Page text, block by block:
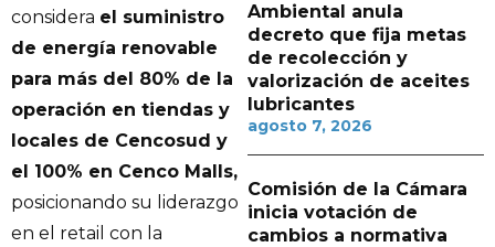
considera el suministro
de energía renovable
para más del 80% de la
operación en tiendas y
locales de Cencosud y
el 100% en Cenco Malls,
posicionando su liderazgo
en el retail con la
Ambiental anula
decreto que fija metas
de recolección y
valorización de aceites
lubricantes
agosto 7, 2026
Comisión de la Cámara
inicia votación de
cambios a normativa